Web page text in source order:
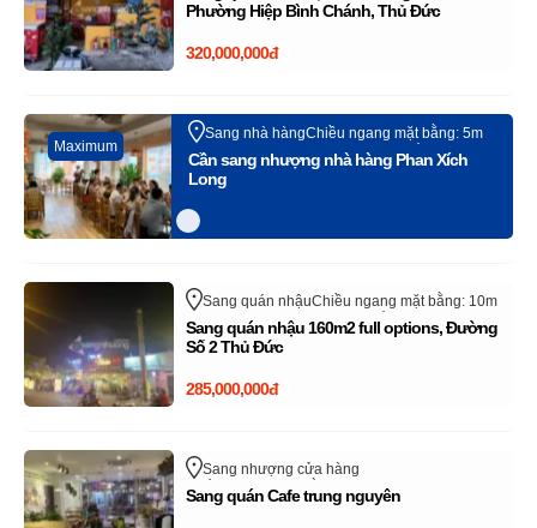
trên sangnhanh.com (Vui lòng bỏ qua tin rao
này)
Phường Hiệp Bình Chánh, Thủ Đức
320,000,000đ
Maximum
Sang nhà hàngChiều ngang mặt bằng: 5m
Phan Xích Long
Quận Phú NhuậnHồ Chí Minh
Cần sang nhượng nhà hàng Phan Xích
Long
Sang quán nhậuChiều ngang mặt bằng: 10m
Quận Thủ Đức - TP Thủ Đức Hồ Chí Minh
Sang quán nhậu 160m2 full options, Đường
Số 2 Thủ Đức
285,000,000đ
Sang nhượng cửa hàng
Chiều ngang mặt bằng: 7m
Lê Thị Hà
Huyện Hóc MônHồ Chí Minh
Sang quán Cafe trung nguyên